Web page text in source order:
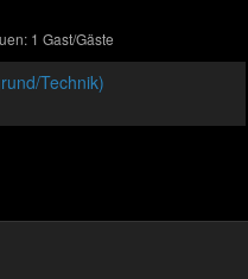
1 Gast/Gäste
Technik)